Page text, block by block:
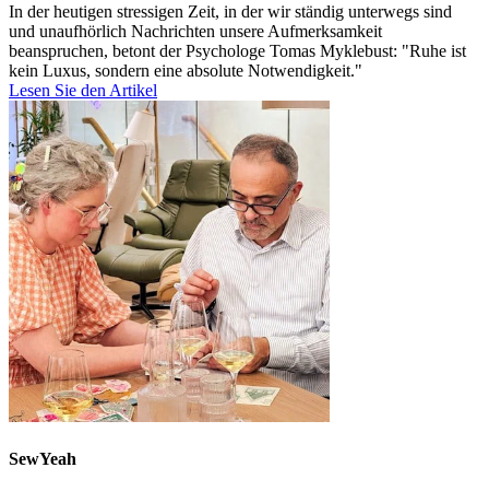
In der heutigen stressigen Zeit, in der wir ständig unterwegs sind
und unaufhörlich Nachrichten unsere Aufmerksamkeit
beanspruchen, betont der Psychologe Tomas Myklebust: "Ruhe ist
kein Luxus, sondern eine absolute Notwendigkeit."
Lesen Sie den Artikel
SewYeah